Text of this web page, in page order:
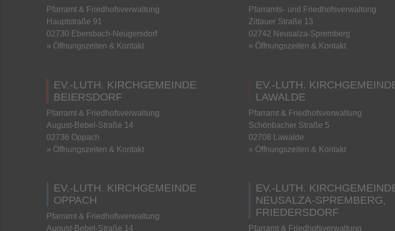
Pfarramt & Friedhofsverwaltung
Hauptstraße 91
02730 Ebersbach-Neugersdorf
» Öffnungszeiten & Kontakt
EV.-LUTH. KIRCHGEMEINDE
BEIERSDORF
Pfarramt & Friedhofsverwaltung
August-Bebel-Straße 14
02736 Oppach
» Öffnungszeiten & Kontakt
EV.-LUTH. KIRCHGEMEINDE
OPPACH
Pfarramt & Friedhofsverwaltung
August-Bebel-Straße 14
Pfarramts- und Friedhofsverwaltung
Zittauer Straße 13
02742 Neusalza-Spremberg
» Öffnungszeiten & Kontakt
EV.-LUTH.
LAWALDE
Pfarramt & Friedhofsverwaltung
Schönbacher Straße 5
02708 Lawalde
» Öffnungszeiten & Kontakt
EV.-LUTH.
NEUSALZA-SPREMBERG,
FRIEDERSDORF
Pfarramt & Friedhofsverwaltung